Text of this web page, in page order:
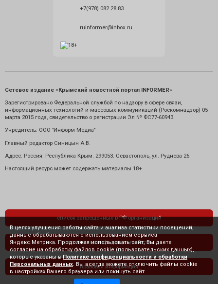
+7(978) 082 28 83
ruinformer@inbox.ru
Сетевое издание «Крымский новостной портал INFORMER»
Зарегистрировано Федеральной службой по надзору в сфере связи,
информационных технологий и массовых коммуникаций (Роскомнадзор) 05
марта 2015 года, свидетельство о регистрации Эл № ФС77-60943.
Учредитель: ООО "Информ Медиа"
Главный редактор Синицын А.В.
Адрес: Россия. Республика Крым. 299053. Севастополь, ул. Руднева 26.
Настоящий ресурс может содержать материалы 18+
список запрещенных в РФ организаций
политика конфиденциальности
правовая информация
В целях улучшения работы сайта и анализа статистики посещений,
данные обрабатываются с использованием сервиса
Яндекс.Метрика. Продолжая использовать сайт, Вы даете
согласие на обработку файлов cookie (пользовательских данных),
которые указаны в Политике конфиденциальности и обработки
Персональных данных . Вы всегда можете отключить файлы cookie
в настройках Вашего браузера или покинуть сайт.